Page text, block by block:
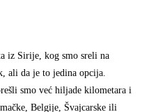
iz Sirije, kog smo sreli na
ali da je to jedina opcija.
smo već hiljade kilometara i
Belgije, Švajcarske ili